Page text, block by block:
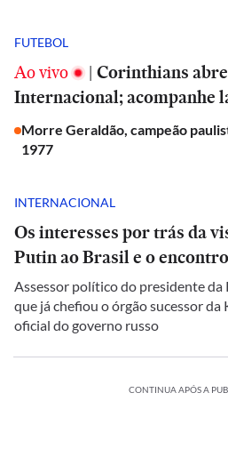
FUTEBOL
Ao vivo | Corinthians
Internacional; acompanhe
Morre Geraldão, campeão
1977
INTERNACIONAL
Os interesses por trás da
Putin ao Brasil e o
Assessor político do presidente da
que já chefiou o órgão sucessor da
oficial do governo russo
CONTINUA APÓS A